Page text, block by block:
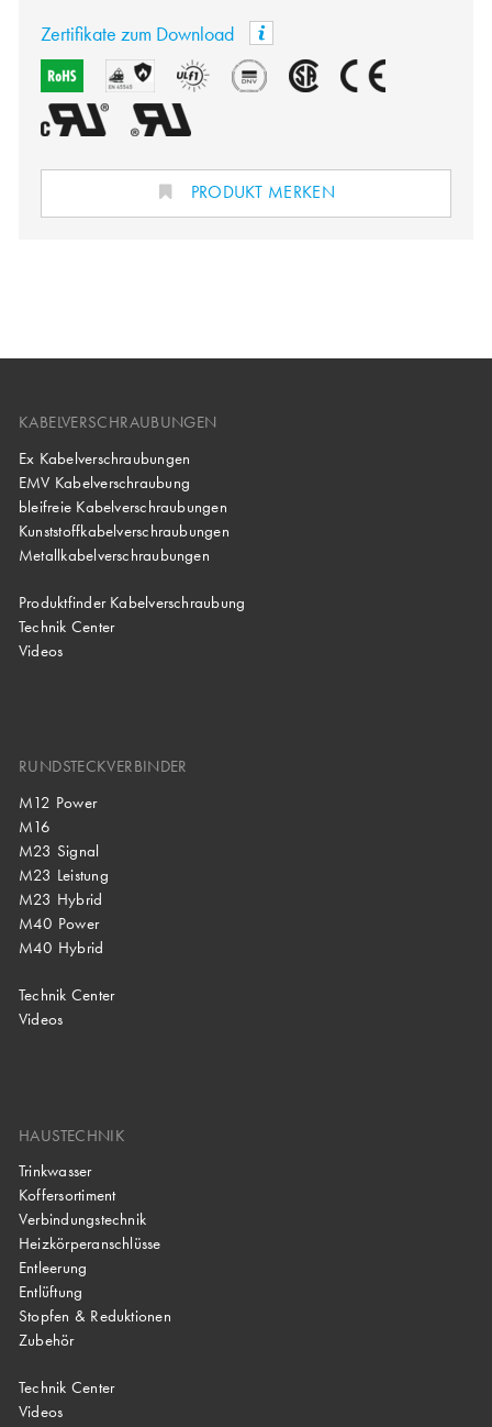
Zertifikate zum Download
PRODUKT MERKEN
KABELVERSCHRAUBUNGEN
Ex Kabelverschraubungen
EMV Kabelverschraubung
bleifreie Kabelverschraubungen
Kunststoffkabelverschraubungen
Metallkabelverschraubungen
Produktfinder Kabelverschraubung
Technik Center
Videos
RUNDSTECKVERBINDER
M12 Power
M16
M23 Signal
M23 Leistung
M23 Hybrid
M40 Power
M40 Hybrid
Technik Center
Videos
HAUSTECHNIK
Trinkwasser
Koffersortiment
Verbindungstechnik
Heizkörperanschlüsse
Entleerung
Entlüftung
Stopfen & Reduktionen
Zubehör
Technik Center
Videos